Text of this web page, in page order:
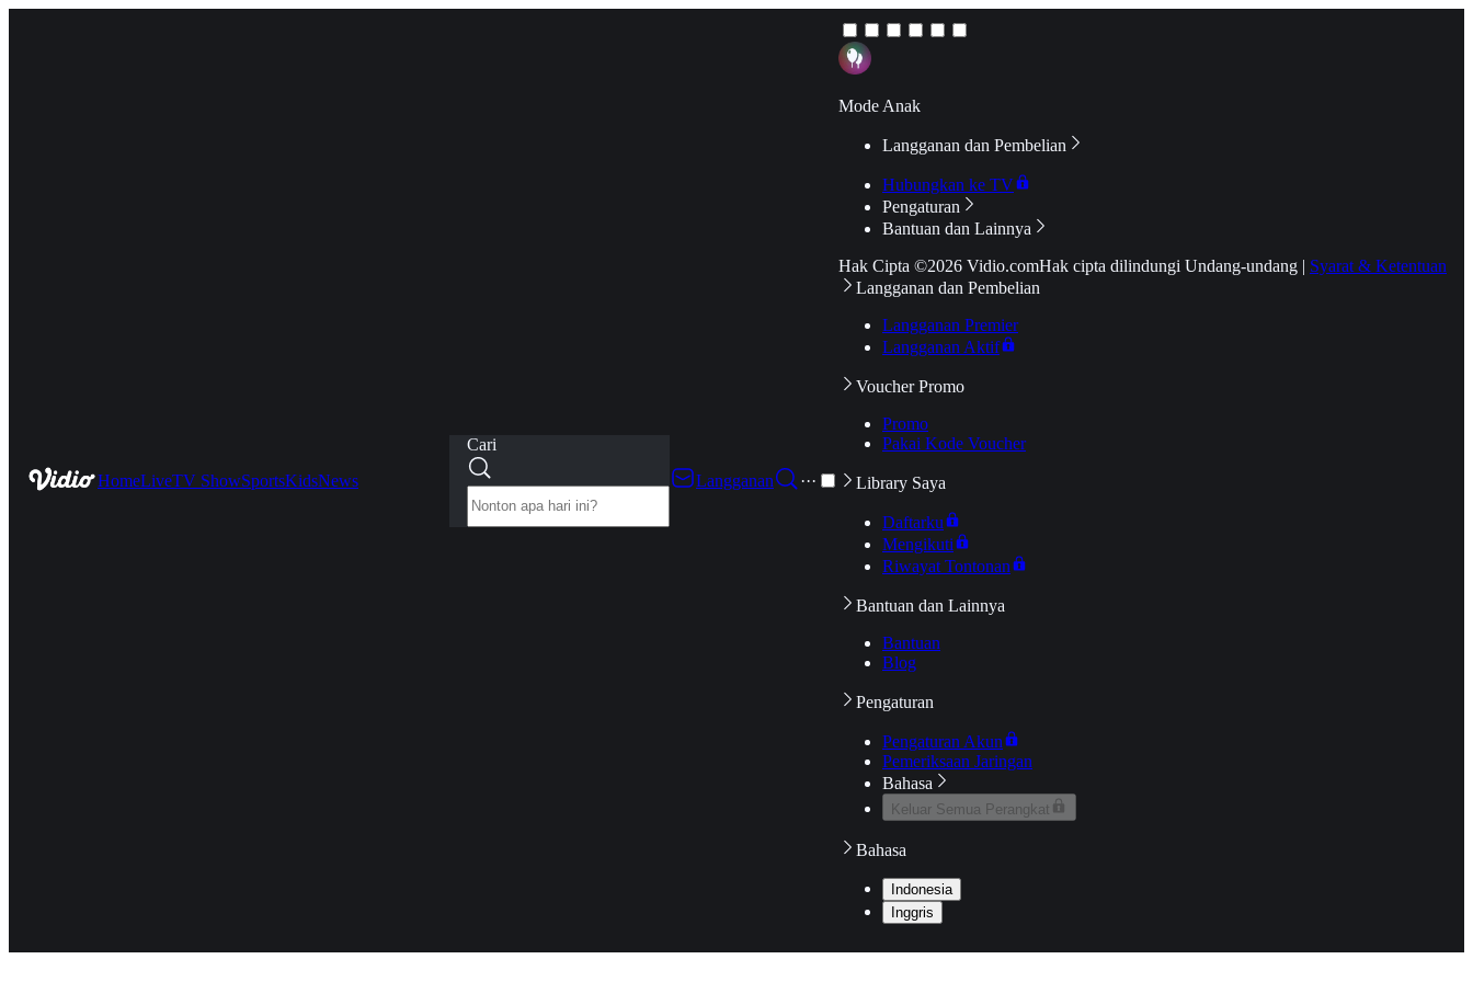
HomeLiveTV ShowSportsKidsNews
Cari
Langganan
···
Mode Anak
Langganan dan Pembelian
Hubungkan ke TV
Pengaturan
Bantuan dan Lainnya
Hak Cipta ©2026 Vidio.comHak cipta dilindungi Undang-undang | Syarat & Ketentuan
Langganan dan Pembelian
Langganan Premier
Langganan Aktif
Voucher Promo
Promo
Pakai Kode Voucher
Library Saya
Daftarku
Mengikuti
Riwayat Tontonan
Bantuan dan Lainnya
Bantuan
Blog
Pengaturan
Pengaturan Akun
Pemeriksaan Jaringan
Bahasa
Keluar Semua Perangkat
Bahasa
Indonesia
Inggris